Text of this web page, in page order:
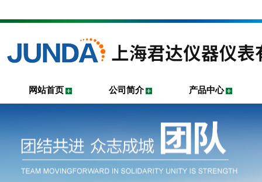
网站首页 公司简介 产品中心